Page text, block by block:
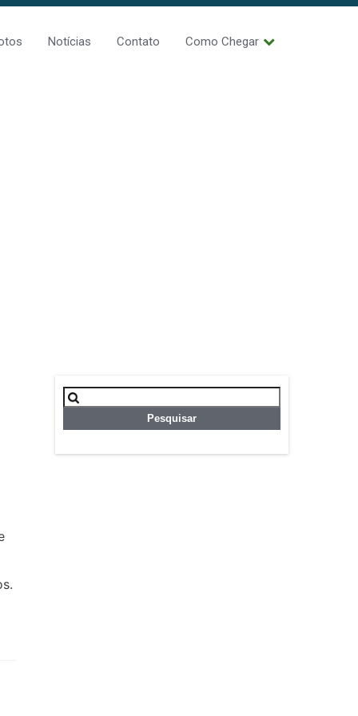
Notícias Contato Como Chegar
Pesquisar
por: